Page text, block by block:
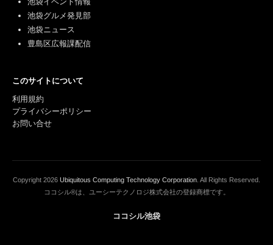
池袋グルメ発見部
池袋ニュース
豊島区広報課配信
このサイトについて
利用規約
プライバシーポリシー
お問い合せ
Copyright 2026 Ubiquitous Computing Technology Corporation . All Rights Reserved.
ココシル®は、ユーシーテクノロジ株式会社の登録商標です。
ココシル池袋